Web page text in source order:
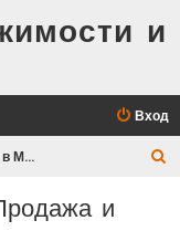
и
Вход
Недвижимость в Москве. Продажа и аренда
и